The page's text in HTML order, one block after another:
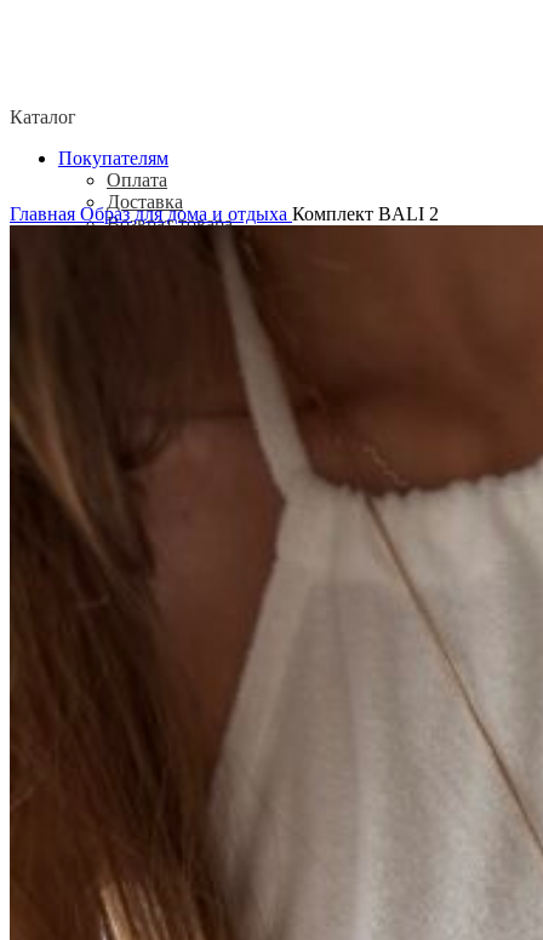
Каталог
Покупателям
Оплата
Доставка
Возврат товара
Политика конфиденциальности
0
Главная Образ для дома и отдыха Комплект BALI 2